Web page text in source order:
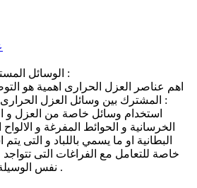
الوسائل المستخدمة فى العزل الحرارى :
اهم عناصر العزل الحرارى اهمية هو
المشترك بين وسائل العزل الحرارى المختلفة و ذلك من خلال :
الخرسانية و الحوائط المفرغة و
خاصة للتعامل مع الفراغات التى
نفس الوسيلة استخدام الالياف السائبة .